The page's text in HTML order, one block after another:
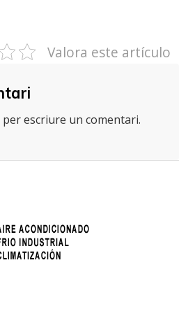
Valora este artículo
per escriure un comentari.